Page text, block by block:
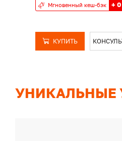
Мгновенный кеш-бэк + 0
КУПИТЬ
УНИКАЛЬНЫЕ